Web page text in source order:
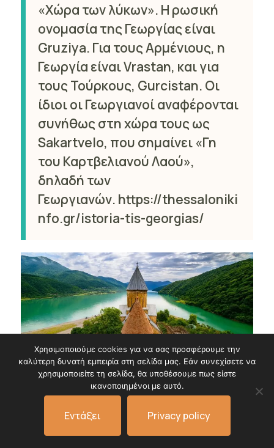
«Χώρα των λύκων». Η ρωσική
ονομασία της Γεωργίας είναι
Gruziya. Για τους Αρμένιους, η
Γεωργία είναι Vrastan, και για
τους Τούρκους, Gurcistan. Οι
ίδιοι οι Γεωργιανοί αναφέρονται
συνήθως στη χώρα τους ως
Sakartvelo, που σημαίνει «Γη
του Καρτβελιανού Λαού»,
δηλαδή των
Γεωργιανών. https://thessaloniki
nfo.gr/istoria-tis-georgias/
Show Prices
Χρησιμοποιούμε cookies για να σας προσφέρουμε την
καλύτερη δυνατή εμπειρία στη σελίδα μας. Εάν συνεχίσετε να
χρησιμοποιείτε τη σελίδα, θα υποθέσουμε πως είστε
ικανοποιημένοι με αυτό.
Εντάξει Privacy policy